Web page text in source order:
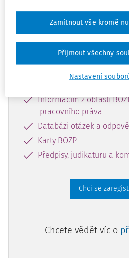
Zaregistrujte se a
obsahu na 14
Díky registraci
Informacím z oblasti
pracovního práva
Databázi otázek a
Karty BOZP
Předpisy, judikaturu a
Chci se
Chcete vědět víc o
Nastavení
Zamítnout vše kromě
Přijmout všechny